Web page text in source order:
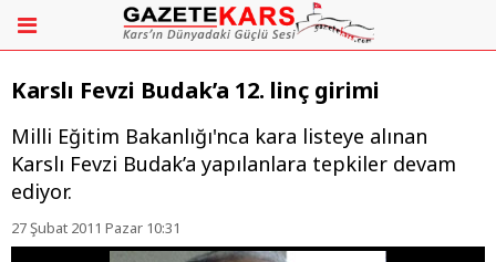
Karslı Fevzi Budak’a 12. linç girimi
Milli Eğitim Bakanlığı'nca kara listeye alınan
Karslı Fevzi Budak’a yapılanlara tepkiler devam
ediyor.
27 Şubat 2011 Pazar 10:31